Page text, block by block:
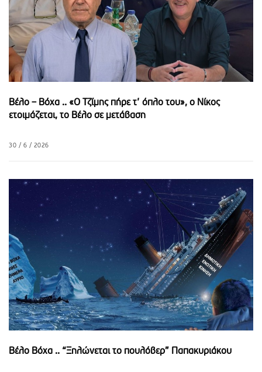
Βέλο – Βόχα .. «Ο Τζίμης πήρε τ’ όπλο του», o Νίκος
ετοιμάζεται, το Βέλο σε μετάβαση
30 / 6 / 2026
Βέλο Βόχα .. “Ξηλώνεται το πουλόβερ” Παπακυριάκου